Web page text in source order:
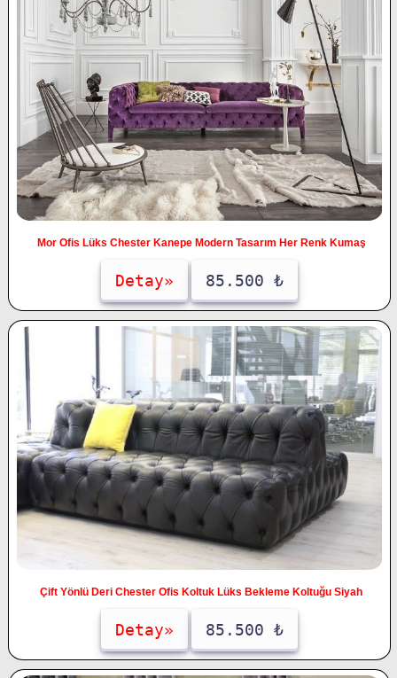
Mor Ofis Lüks Chester Kanepe Modern Tasarım Her Renk Kumaş
Detay» 85.500 ₺
Çift Yönlü Deri Chester Ofis Koltuk Lüks Bekleme Koltuğu Siyah
Detay» 85.500 ₺